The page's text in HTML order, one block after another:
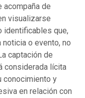
de
visualizarse
identificables que,
o evento, no
captación de
considerada lícita
conocimiento y
en relación con